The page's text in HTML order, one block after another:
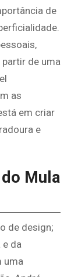
de
de uma
as
em criar
e
Mula
de design;
e da
uma